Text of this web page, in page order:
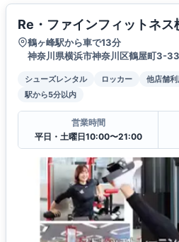
Re・ファインフィットネス
鶴ヶ峰駅から車で13分
神奈川県横浜市神奈川区鶴屋町3-
シューズレンタル ロッカー 他店舗利
駅から5分以内
営業時間
平日・土曜日10:00〜21:00